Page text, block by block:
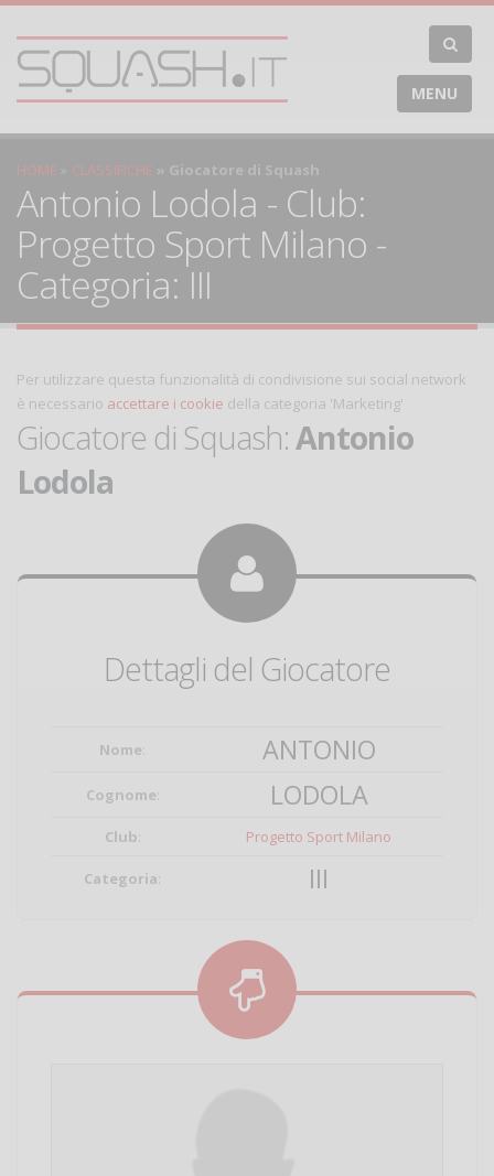
MENU
HOME CLASSIFICHE Giocatore di Squash
Antonio Lodola - Club:
Progetto Sport Milano -
Categoria: III
Per utilizzare questa funzionalità di condivisione sui social network
è necessario accettare i cookie della categoria 'Marketing'
Giocatore di Squash:Antonio
Lodola
Dettagli del Giocatore
Nome: ANTONIO
Cognome: LODOLA
Club: Progetto Sport Milano
Categoria: III